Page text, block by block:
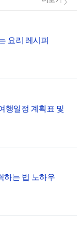
요리 레시피
행일정 계획표 및
하는 법 노하우